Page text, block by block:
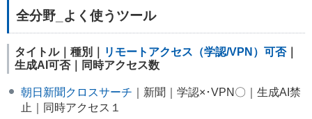
全分野_よく使うツール
タイトル｜種別｜ リモートアクセス（学認/VPN）可否｜
生成AI可否｜同時アクセス数
朝日新聞クロスサーチ ｜新聞｜学認×･VPN〇｜生成AI禁
止｜同時アクセス１